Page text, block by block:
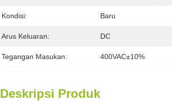
Kondisi: Baru
Arus Keluaran: DC
Tegangan Masukan: 400VAC±10%
Deskripsi Produk